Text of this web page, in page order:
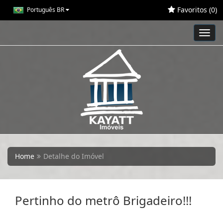
Português BR Favoritos (0)
Home Detalhe do Imóvel
Pertinho do metrô Brigadeiro!!!